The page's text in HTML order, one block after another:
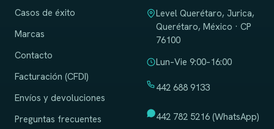
Casos de éxito
Marcas
Contacto
Facturación (CFDI)
Envíos y devoluciones
Preguntas frecuentes
Level Querétaro, Jurica,
Querétaro, México · CP
76100
Lun–Vie 9:00–16:00
442 688 9133
442 782 5216 (WhatsApp)